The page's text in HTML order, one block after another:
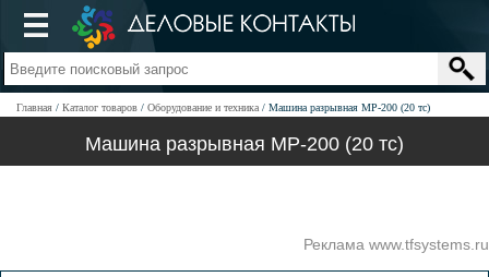
Главная Каталог товаров Оборудование и техника Машина разрывная МР-200 (20 тс)
Машина разрывная МР-200 (20 тс)
Реклама www.tfsystems.ru